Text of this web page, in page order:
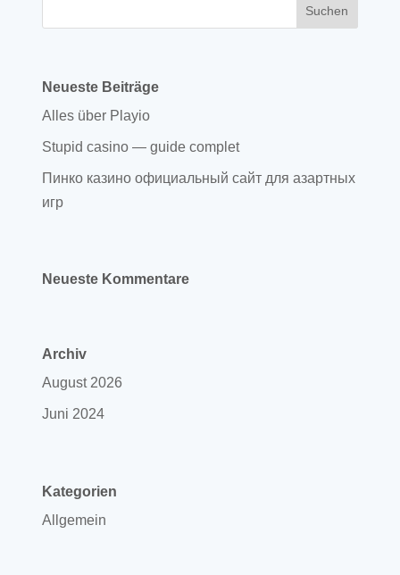
Neueste Beiträge
Alles über Playio
Stupid casino — guide complet
Пинко казино официальный сайт для азартных
игр
Neueste Kommentare
Archiv
August 2026
Juni 2024
Kategorien
Allgemein